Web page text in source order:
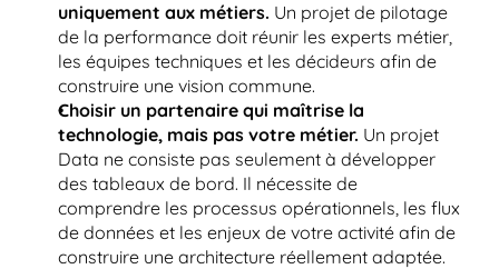
uniquement aux métiers. Un projet de pilotage
de la performance doit réunir les experts métier,
les équipes techniques et les décideurs afin de
construire une vision commune.
Choisir un partenaire qui maîtrise la
technologie, mais pas votre métier. Un projet
Data ne consiste pas seulement à développer
des tableaux de bord. Il nécessite de
comprendre les processus opérationnels, les flux
de données et les enjeux de votre activité afin de
construire une architecture réellement adaptée.